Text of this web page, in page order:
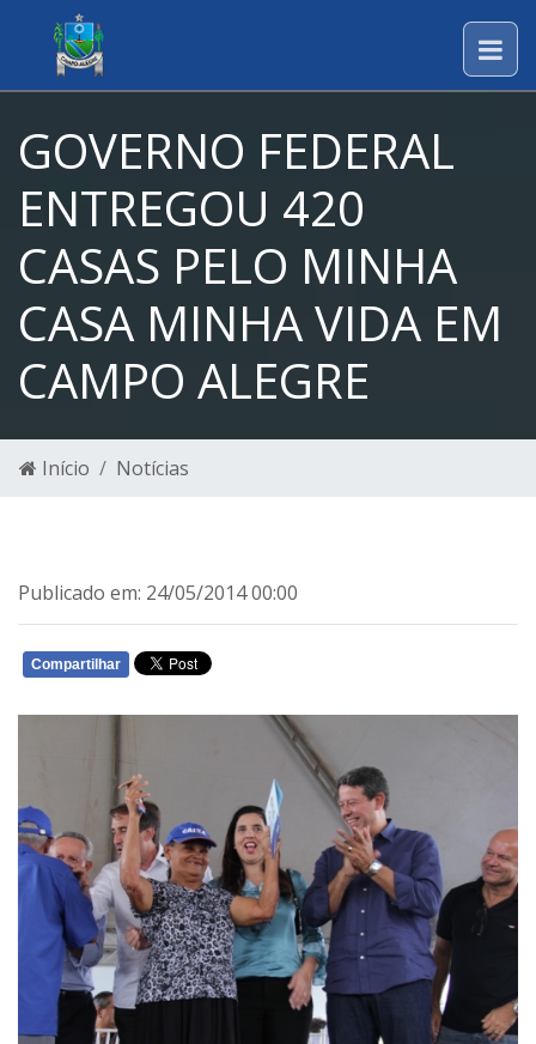
GOVERNO FEDERAL
ENTREGOU 420
CASAS PELO MINHA
CASA MINHA VIDA EM
CAMPO ALEGRE
Início Notícias
Publicado em: 24/05/2014 00:00
Compartilhar